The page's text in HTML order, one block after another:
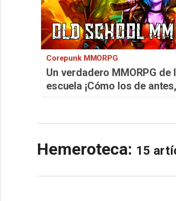
Corepunk MMORPG
Un verdadero MMORPG de
escuela ¡Cómo los de
Hemeroteca: 15